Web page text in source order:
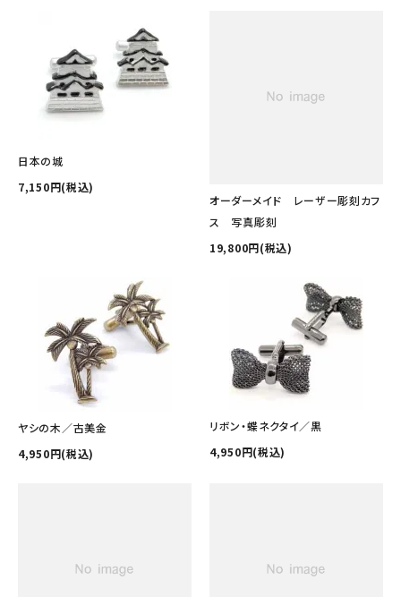
日本の城
7,150円(税込)
オーダーメイド レーザー彫刻カフ
ス 写真彫刻
19,800円(税込)
ヤシの木／古美金
4,950円(税込)
リボン・蝶ネクタイ／黒
4,950円(税込)